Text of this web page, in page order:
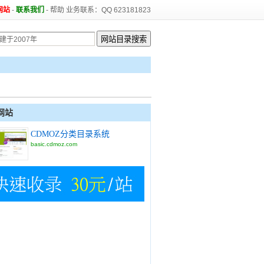
站 - 联系我们 - 帮助 业务联系：QQ 623181823
站
CDMOZ分类目录系统
basic.cdmoz.com